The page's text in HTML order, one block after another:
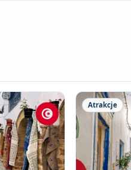
Atrakcje